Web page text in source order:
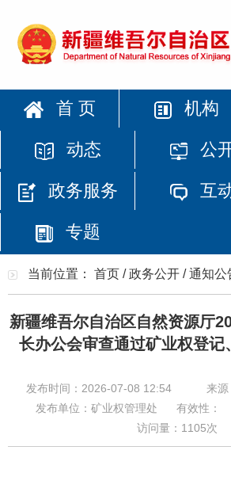
首 页 机构
动态 公
政务服务 互
专题
当前位置： 首页 /政务公开 /通知公
新疆维吾尔自治区自然资源厅
长办公会审查通过矿业权登记
发布时间：2026-07-08 12:54
来
发布单位：矿业权管理处
有效性：
访问量： 1105次